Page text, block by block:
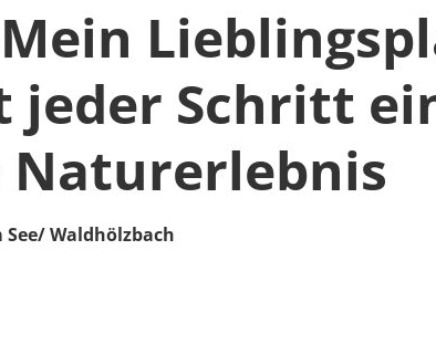
jeder Schritt
Naturerlebnis
See/ Waldhölzbach